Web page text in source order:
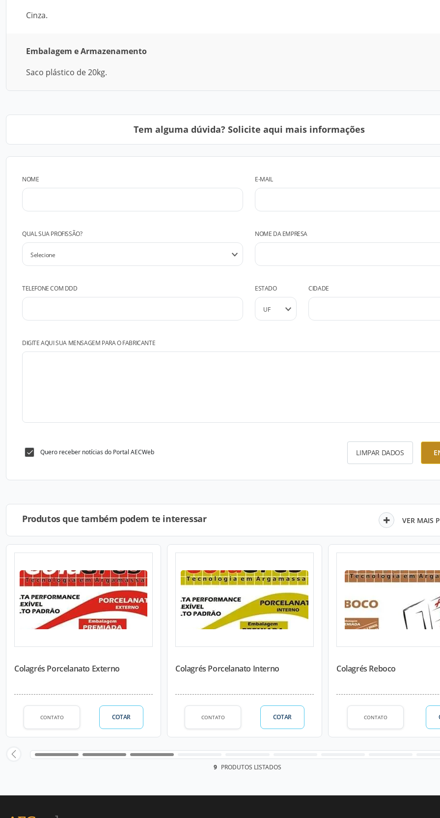
Cinza.
Embalagem e Armazenamento
Saco plástico de 20kg.
Tem alguma dúvida? Solicite aqui mais informações
NOME E-MAIL
QUAL SUA PROFISSÃO? NOME DA EMPRESA
TELEFONE COM DDD ESTADO CIDADE
DIGITE AQUI SUA MENSAGEM PARA O FABRICANTE
Quero receber notícias do Portal AECWeb LIMPAR DADOS
Produtos que também podem te interessar VER MAIS
Colagrés Porcelanato Externo
CONTATO COTAR
Colagrés Porcelanato Interno
CONTATO COTAR
Colagrés Reboco
CONTATO
9 PRODUTOS LISTADOS